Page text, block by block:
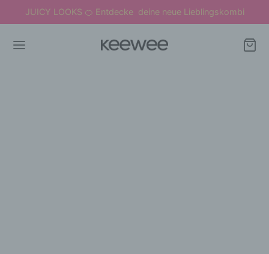
JUICY LOOKS 🍊 Entdecke deine neue Lieblingskombi